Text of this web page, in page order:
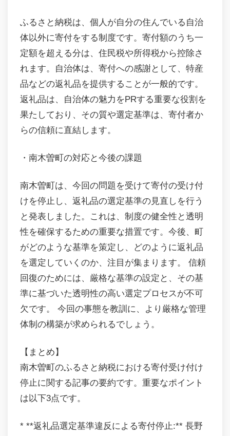
ふるさと納税は、個人が自分の住んでいる自治
体以外に寄付をする制度です。寄付額のうち一
定額を超える分は、住民税や所得税から控除さ
れます。自治体は、寄付への感謝として、特産
品などの返礼品を提供することが一般的です。
返礼品は、自治体の魅力をPRする重要な役割を
果たしており、その質や選定基準は、寄付者か
らの信頼に直結します。
・南木曽町の対応と今後の課題
南木曽町は、今回の問題を受けて寄付の受け付
けを停止し、返礼品の選定基準の見直しを行う
と発表しました。これは、制度の健全性と透明
性を確保するための重要な措置です。今後、町
がどのような基準を策定し、どのように返礼品
を選定していくのか、注目が集まります。 信頼
回復のためには、厳格な基準の設定と、その基
準に基づいた透明性の高い選定プロセスが不可
欠です。 今回の事態を教訓に、より厳格な管理
体制の構築が求められるでしょう。
【まとめ】
南木曽町のふるさと納税における寄付受け付け
停止に関する記事の要約です。重要なポイント
は以下3点です。
* **返礼品選定基準違反による寄付停止:** 長野